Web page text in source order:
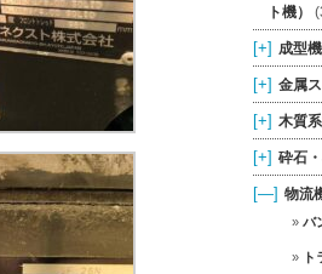
ト機）
[+] 成型機
[+] 金属
[+] 木質
[+] 砕石
[—] 物流
バ